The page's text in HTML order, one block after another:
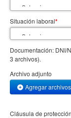
Situación laboral*
Documentación: DNI/
3 archivos).
Archivo adjunto
Agregar archivos
Cláusula de